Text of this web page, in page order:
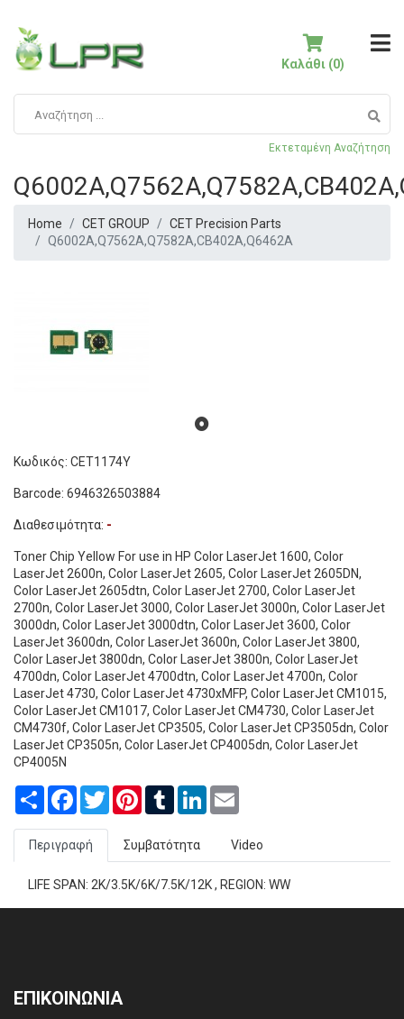
Εκτεταμένη Αναζήτηση
Καλάθι (0)
Home CET GROUP
CET Precision Parts
Q6002A,Q7562A,Q7582A,CB402A,Q6462A
Κωδικός: CET1174Y
Barcode: 6946326503884
Διαθεσιμότητα: -
Toner Chip Yellow For use in HP Color LaserJet 1600, Color
LaserJet 2600n, Color LaserJet 2605, Color LaserJet 2605DN,
Color LaserJet 2605dtn, Color LaserJet 2700, Color LaserJet
2700n, Color LaserJet 3000, Color LaserJet 3000n, Color LaserJet
3000dn, Color LaserJet 3000dtn, Color LaserJet 3600, Color
LaserJet 3600dn, Color LaserJet 3600n, Color LaserJet 3800,
Color LaserJet 3800dn, Color LaserJet 3800n, Color LaserJet
4700dn, Color LaserJet 4700dtn, Color LaserJet 4700n, Color
LaserJet 4730, Color LaserJet 4730xMFP, Color LaserJet CM1015,
Color LaserJet CM1017, Color LaserJet CM4730, Color LaserJet
CM4730f, Color LaserJet CP3505, Color LaserJet CP3505dn, Color
LaserJet CP3505n, Color LaserJet CP4005dn, Color LaserJet
CP4005N
Share Facebook
TwitterPinterestTumblrLinkedIn
Περιγραφή Συμβατότητα Video
LIFE SPAN: 2K/3.5K/6K/7.5K/12K , REGION: WW
ΕΠΙΚΟΙΝΩΝΙΑ